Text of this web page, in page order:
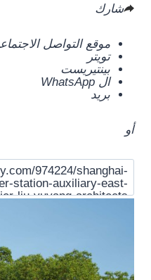
شارك
موقع التواصل
تويتر
بينتيريست
ال WhatsApp
بريد
أو